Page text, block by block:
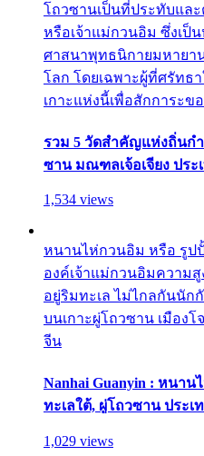
โถวซานเป็นที่ประทับแล
หรือเจ้าแม่กวนอิม ซึ่งเป็
ศาสนาพุทธนิกายมหายา
โลก โดยเฉพาะผู้ที่ศรัทธ
เกาะแห่งนี้เพื่อสักการะข
รวม 5 วัดสำคัญแห่งถิ่นกำ
ซาน มณฑลเจ้อเจียง ประ
1,534 views
หนานไห่กวนอิม หรือ รูป
องค์เจ้าแม่กวนอิมความสู
อยู่ริมทะเล ไม่ไกลกันนัก
บนเกาะผู่โถวซาน เมือง
จีน
Nanhai Guanyin : หนา
ทะเลใต้, ผู่โถวซาน ประเ
1,029 views